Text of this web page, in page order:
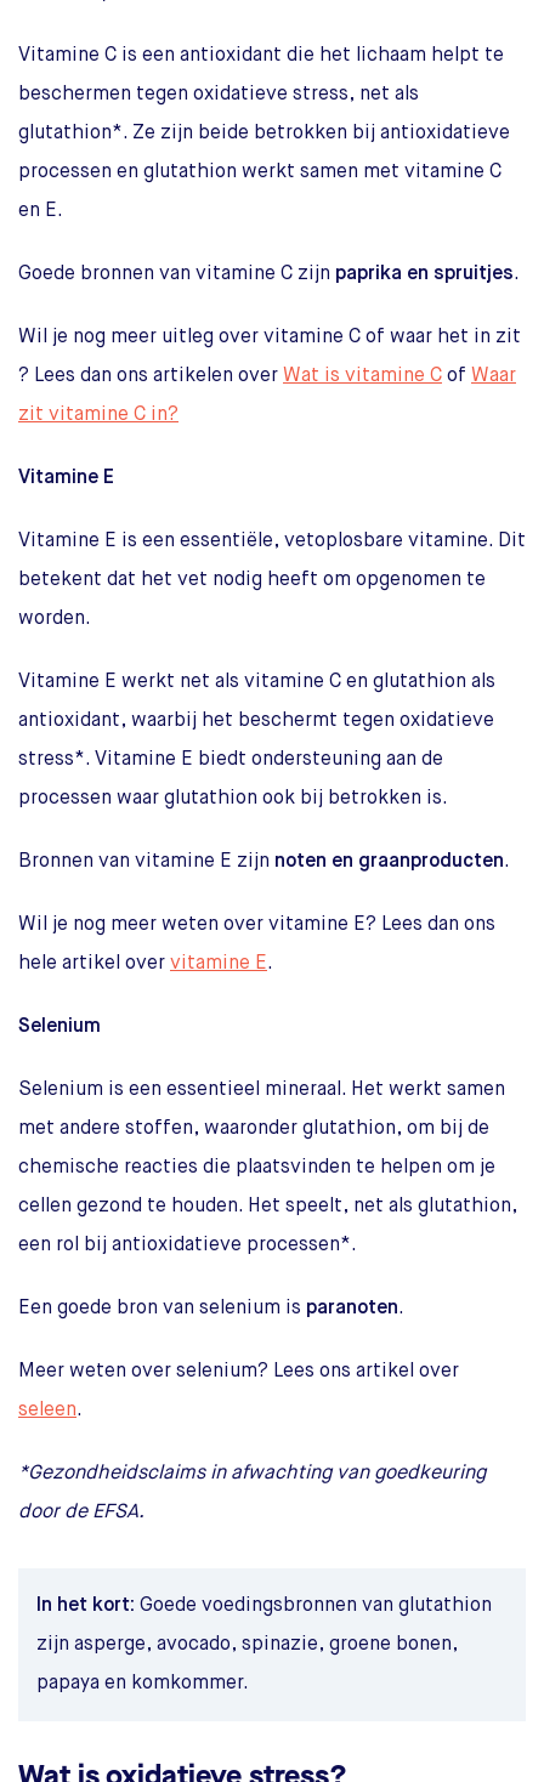
Vitamine C is een antioxidant die het lichaam helpt te
beschermen tegen oxidatieve stress, net als
glutathion*. Ze zijn beide betrokken bij antioxidatieve
processen en glutathion werkt samen met vitamine C
en E.
Goede bronnen van vitamine C zijn paprika en spruitjes.
Wil je nog meer uitleg over vitamine C of waar het in zit
? Lees dan ons artikelen over Wat is vitamine C of Waar
zit vitamine C in?
Vitamine E
Vitamine E is een essentiële, vetoplosbare vitamine. Dit
betekent dat het vet nodig heeft om opgenomen te
worden.
Vitamine E werkt net als vitamine C en glutathion als
antioxidant, waarbij het beschermt tegen oxidatieve
stress*. Vitamine E biedt ondersteuning aan de
processen waar glutathion ook bij betrokken is.
Bronnen van vitamine E zijn noten en graanproducten.
Wil je nog meer weten over vitamine E? Lees dan ons
hele artikel over vitamine E.
Selenium
Selenium is een essentieel mineraal. Het werkt samen
met andere stoffen, waaronder glutathion, om bij de
chemische reacties die plaatsvinden te helpen om je
cellen gezond te houden. Het speelt, net als glutathion,
een rol bij antioxidatieve processen*.
Een goede bron van selenium is paranoten.
Meer weten over selenium? Lees ons artikel over
seleen.
*Gezondheidsclaims in afwachting van goedkeuring
door de EFSA.
In het kort: Goede voedingsbronnen van glutathion
zijn asperge, avocado, spinazie, groene bonen,
papaya en komkommer.